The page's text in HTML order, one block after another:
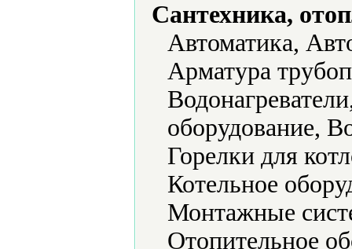
Сантехника,
Автоматика,
Арматура
оборудование,
Горелки для
Котельное
Монтажные
Отопительное